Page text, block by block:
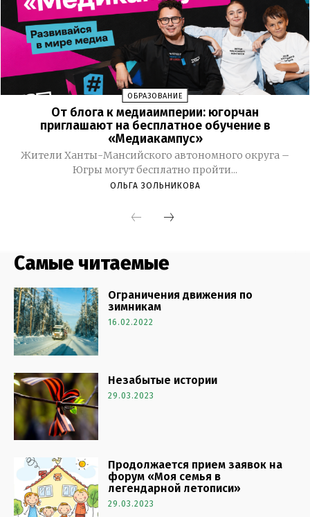
Самые читаемые
Ограничения движения по
зимникам
16.02.2022
Незабытые истории
29.03.2023
Продолжается прием заявок на
форум «Моя семья в
легендарной летописи»
29.03.2023